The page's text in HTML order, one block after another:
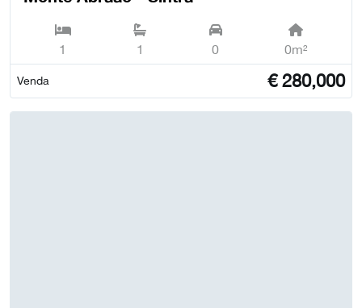
1 1 0 0m²
Venda €280,000